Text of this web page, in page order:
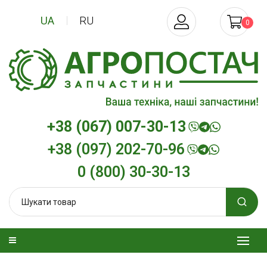
+38 (067) 007-30-13
+38 (097) 202-70-96
0 (800) 30-30-13
UA RU 0